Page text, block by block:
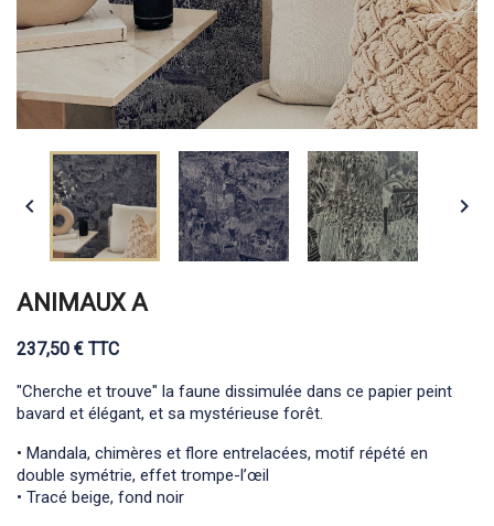
 
ANIMAUX A
237,50 € TTC
"Cherche et trouve" la faune dissimulée dans ce papier peint
bavard et élégant, et sa mystérieuse forêt.
• Mandala, chimères et flore entrelacées, motif répété en
double symétrie, effet trompe-l’œil
• Tracé beige, fond noir